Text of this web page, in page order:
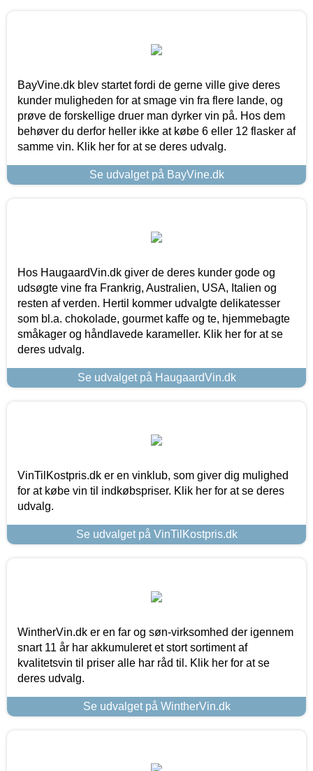
BayVine.dk blev startet fordi de gerne ville give deres
kunder muligheden for at smage vin fra flere lande, og
prøve de forskellige druer man dyrker vin på. Hos dem
behøver du derfor heller ikke at købe 6 eller 12 flasker af
samme vin. Klik her for at se deres udvalg.
Se udvalget på BayVine.dk
Hos HaugaardVin.dk giver de deres kunder gode og
udsøgte vine fra Frankrig, Australien, USA, Italien og
resten af verden. Hertil kommer udvalgte delikatesser
som bl.a. chokolade, gourmet kaffe og te, hjemmebagte
småkager og håndlavede karameller. Klik her for at se
deres udvalg.
Se udvalget på HaugaardVin.dk
VinTilKostpris.dk er en vinklub, som giver dig mulighed
for at købe vin til indkøbspriser. Klik her for at se deres
udvalg.
Se udvalget på VinTilKostpris.dk
WintherVin.dk er en far og søn-virksomhed der igennem
snart 11 år har akkumuleret et stort sortiment af
kvalitetsvin til priser alle har råd til. Klik her for at se
deres udvalg.
Se udvalget på WintherVin.dk